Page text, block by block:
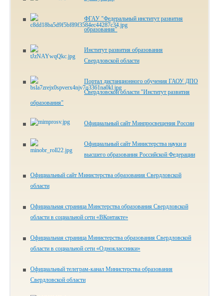
ФГАУ "Федеральный институт развития
образования"
Институт развития образования
Свердловской области
Портал дистанционного обучения ГАОУ ДПО
Свердловской области "Институт развития
образования"
Официальный сайт Минпросвещения России
Официальный сайт Министерства науки и
высшего образования Российской Федерации
Официальный сайт Министерства образования Свердловской
области
Официальная страница Минстерства образования Свердловской
области в социальной сети «ВКонтакте»
Официальная страница Министерства образования Свердловской
области в социальной сети «Одноклассники»
Официальный телеграм-канал Министерства образования
Свердловской области